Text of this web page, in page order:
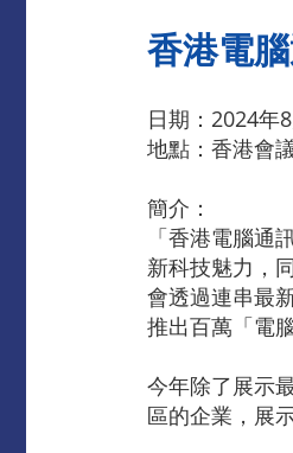
香港電
日期：2024年
地點：香港會
簡介：
「香港電腦
新科技魅力，
會透過連串最
推出百萬「電
今年除了展示
區的企業，展